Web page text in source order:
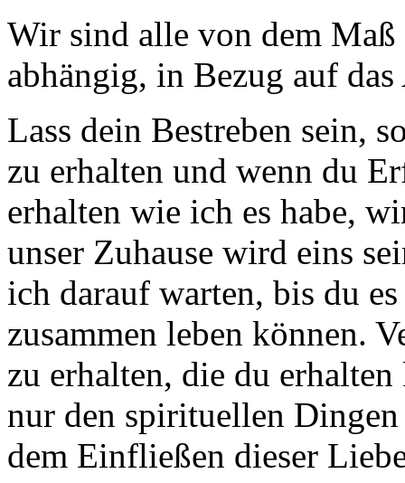
Wir sind alle von dem Maß
abhängig, in Bezug auf das
Lass dein Bestreben sein,
zu erhalten und wenn du
erhalten wie ich es habe,
unser Zuhause wird eins
ich darauf warten, bis du
zusammen leben können.
zu erhalten, die du
nur den spirituellen
dem Einfließen dieser